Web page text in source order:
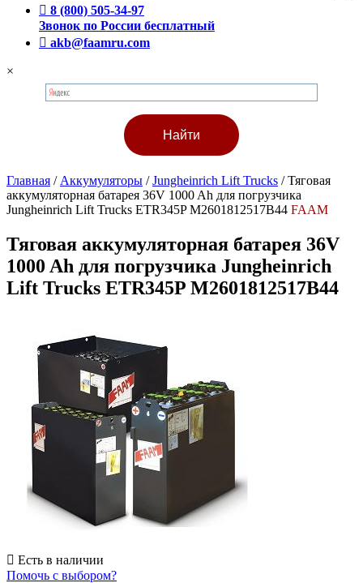
8 (800) 505-34-97
Звонок по России бесплатный
akb@faamru.com
×
Главная / Аккумуляторы /Jungheinrich Lift Trucks /Тяговая
аккумуляторная батарея 36V 1000 Ah для погрузчика
Jungheinrich Lift Trucks ETR345P M2601812517B44 FAAM
Тяговая аккумуляторная батарея 36V
1000 Ah для погрузчика Jungheinrich
Lift Trucks ETR345P M2601812517B44
Есть в наличии
Помочь с выбором?